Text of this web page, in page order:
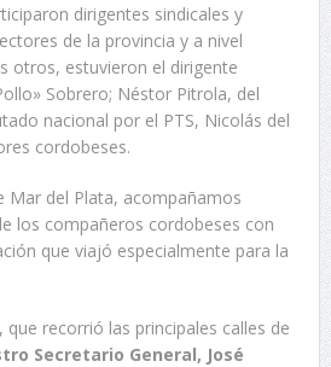
dirigentes sindicales y
de la provincia y a nivel
otros, estuvieron el dirigente
Sobrero; Néstor Pitrola, del
nacional por el PTS, Nicolás del
cordobeses.
Mar del Plata, acompañamos
los compañeros cordobeses con
que viajó especialmente para la
recorrió las principales calles de
Secretario General, José